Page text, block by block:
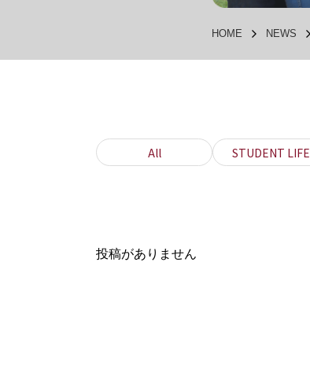
HOME NEWS
All STUDENT LIFE
投稿がありません